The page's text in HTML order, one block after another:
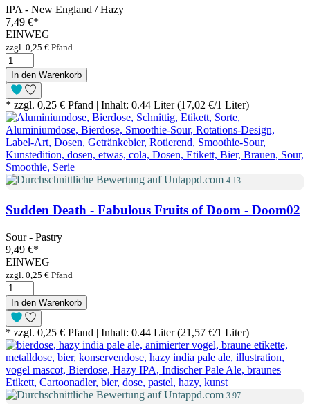
IPA - New England / Hazy
7,49 €*
EINWEG
zzgl. 0,25 € Pfand
In den Warenkorb
* zzgl. 0,25 € Pfand | Inhalt: 0.44 Liter (17,02 €/1 Liter)
4.13
Sudden Death - Fabulous Fruits of Doom - Doom02
Sour - Pastry
9,49 €*
EINWEG
zzgl. 0,25 € Pfand
In den Warenkorb
* zzgl. 0,25 € Pfand | Inhalt: 0.44 Liter (21,57 €/1 Liter)
3.97